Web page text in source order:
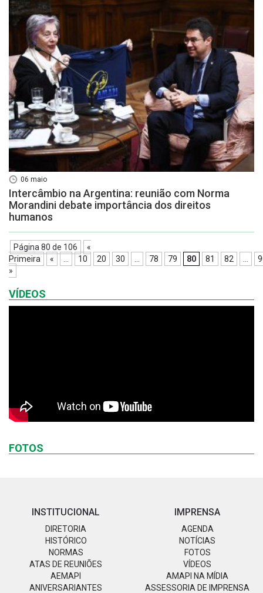
06 maio
Intercâmbio na Argentina: reunião com Norma
Morandini debate importância dos direitos
humanos
Página 80 de 106
«
Primeira
« 10 20 30 78 79 80 81 82
»
VÍDEOS
FOTOS
INSTITUCIONAL
DIRETORIA
HISTÓRICO
NORMAS
ATAS DE REUNIÕES
AEMAPI
ANIVERSARIANTES
IMPRENSA
AGENDA
NOTÍCIAS
FOTOS
VÍDEOS
AMAPI NA MÍDIA
ASSESSORIA DE IMPRENSA